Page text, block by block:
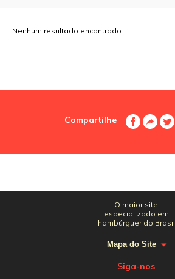
Nenhum resultado encontrado.
Compartilhe
O maior site
especializado em
hambúrguer do Brasil
Mapa do Site
Siga-nos